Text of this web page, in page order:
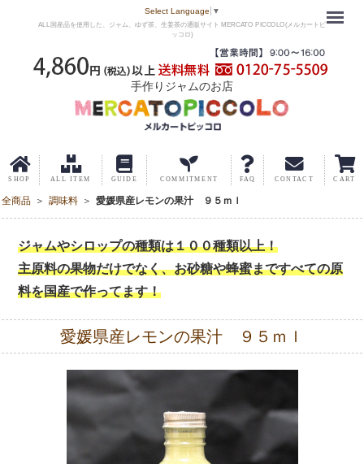
ALL国産品を使用した、ジャム、ゆず茶、生姜茶の通販サイト MERCATO PICCOLO(メルカートピ
ッコロ)
Select Language ▼
手作りジャムのお店
全商品 調味料 愛媛県産レモンの果汁 ９５ｍｌ
ジャムやシロップの種類は１００種類以上！
主原料の果物だけでなく、お砂糖や蜂蜜まですべての原
料を国産で作ってます！
愛媛県産レモンの果汁 ９５ｍｌ